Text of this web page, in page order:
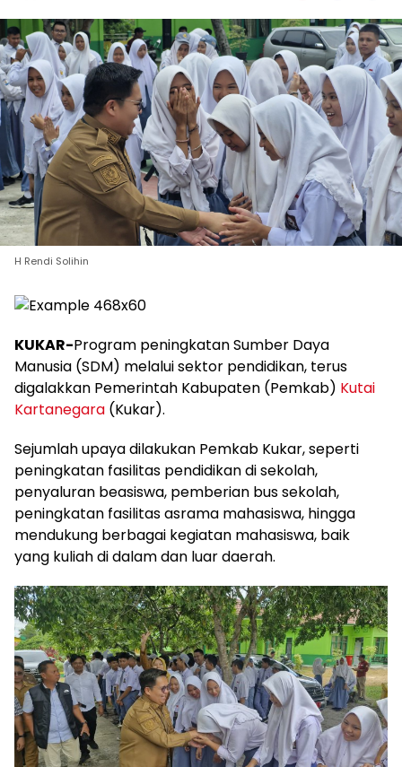
H Rendi Solihin
KUKAR-Program peningkatan Sumber Daya
Manusia (SDM) melalui sektor pendidikan, terus
digalakkan Pemerintah Kabupaten (Pemkab) Kutai
Kartanegara (Kukar).
Sejumlah upaya dilakukan Pemkab Kukar, seperti
peningkatan fasilitas pendidikan di sekolah,
penyaluran beasiswa, pemberian bus sekolah,
peningkatan fasilitas asrama mahasiswa, hingga
mendukung berbagai kegiatan mahasiswa, baik
yang kuliah di dalam dan luar daerah.